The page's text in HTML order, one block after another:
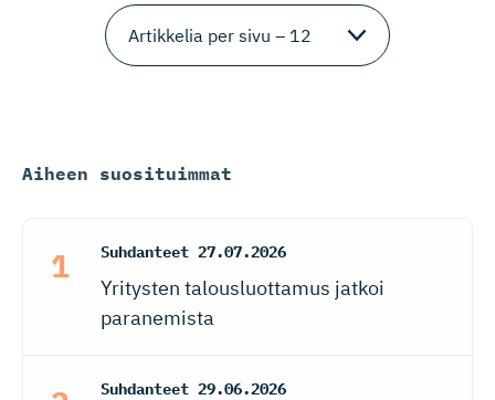
Aiheen suosituimmat
Suhdanteet 27.07.2026
Yritysten talousluottamus jatkoi
paranemista
Suhdanteet 29.06.2026